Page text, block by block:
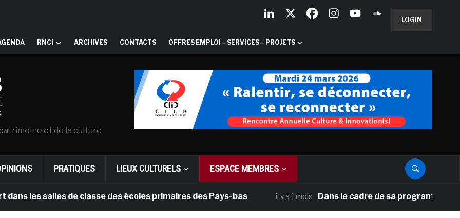
LOGIN
RNCI ARCHIVES CONTACTS OFFRES EMPLOI – SERVICES – PROJETS
et de la culture
PRATIQUES LIEUX CULTURELS ESPACE MEMBRES
salles de classe des écoles primaires des Pays-bas il y a 1 mois Dans le cadre de sa programmation